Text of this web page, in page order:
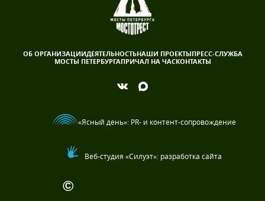
ОБ ОРГАНИЗАЦИИДЕЯТЕЛЬНОСТЬНАШИ ПРОЕКТЫПРЕСС-СЛУЖБА
МОСТЫ ПЕТЕРБУРГАПРИЧАЛ НА ЧАСКОНТАКТЫ
©
«Ясный день»: PR- и контент-сопровождение
Веб-студия «Силуэт»: разработка сайта